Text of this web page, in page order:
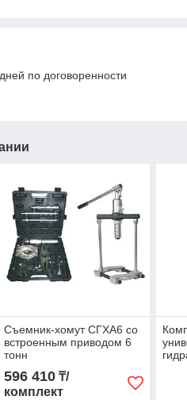
по договоренности
Съемник-хомут СГХА6 со
встроенным приводом 6
тонн
596 410₸/
комплект